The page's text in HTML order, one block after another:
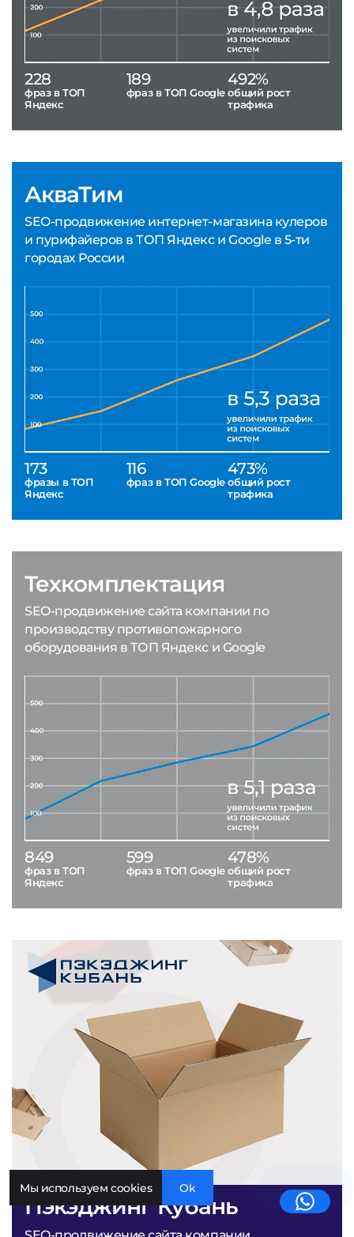
АкваТим
SEO-продвижение интернет-магазина кулеров
и пурифайеров в ТОП Яндекс и Google в 5-ти
городах России
173
фразы в ТОП
Яндекс
116
фраз в ТОП Google
473%
общий рост
трафика
Пэкэджинг Кубань
228
фраз в ТОП
Яндекс
189
фраз в ТОП Google
492%
общий рост
трафика
Техкомплектация
SEO-продвижение сайта компании по
производству противопожарного
оборудования в ТОП Яндекс и Google
849
фраз в ТОП
Яндекс
599
фраз в ТОП Google
478%
общий рост
трафика
Мы используем cookies Ok